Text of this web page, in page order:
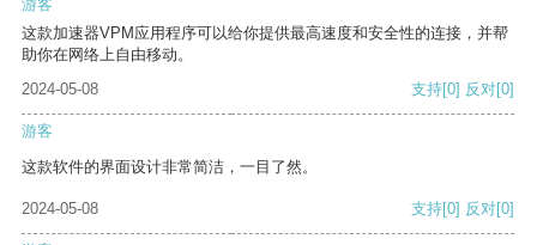
游客
这款加速器VPM应用程序可以给你提供最高速度和安全性的连接，并帮
助你在网络上自由移动。
2024-05-08
支持[0] 反对[0]
游客
这款软件的界面设计非常简洁，一目了然。
2024-05-08 支持[0] 反对[0]